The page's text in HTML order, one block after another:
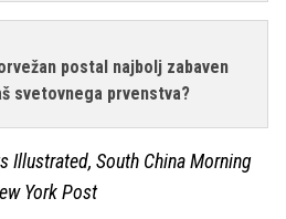
postal najbolj zabaven
svetovnega prvenstva?
Illustrated, South China Morning
York Post